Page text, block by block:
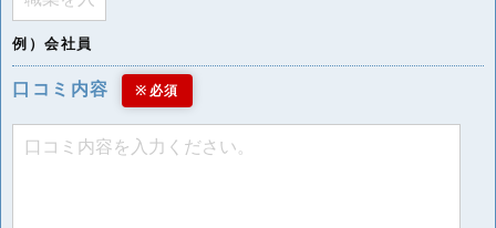
例）会社員
口コミ内容 ※必須